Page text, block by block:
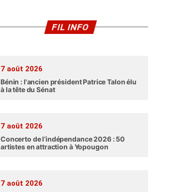
FIL INFO
7 août 2026
Bénin : l'ancien président Patrice Talon élu
à la tête du Sénat
7 août 2026
Concerto de l’indépendance 2026 : 50
artistes en attraction à Yopougon
7 août 2026